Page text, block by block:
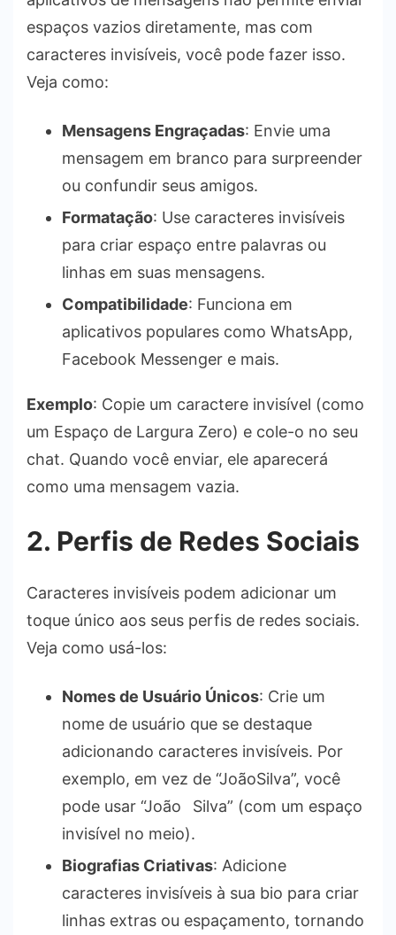
espaços vazios diretamente, mas com
caracteres invisíveis, você pode fazer isso.
Veja como:
Mensagens Engraçadas: Envie uma
mensagem em branco para surpreender
ou confundir seus amigos.
Formatação: Use caracteres invisíveis
para criar espaço entre palavras ou
linhas em suas mensagens.
Compatibilidade: Funciona em
aplicativos populares como WhatsApp,
Facebook Messenger e mais.
Exemplo: Copie um caractere invisível (como
um Espaço de Largura Zero) e cole-o no seu
chat. Quando você enviar, ele aparecerá
como uma mensagem vazia.
2. Perfis de Redes Sociais
Caracteres invisíveis podem adicionar um
toque único aos seus perfis de redes sociais.
Veja como usá-los:
Nomes de Usuário Únicos: Crie um
nome de usuário que se destaque
adicionando caracteres invisíveis. Por
exemplo, em vez de “JoãoSilva”, você
pode usar “João⠀Silva” (com um espaço
invisível no meio).
Biografias Criativas: Adicione
caracteres invisíveis à sua bio para criar
linhas extras ou espaçamento, tornando